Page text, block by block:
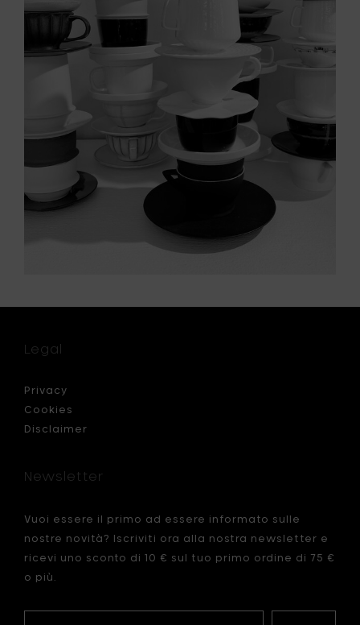
Legal
Privacy
Cookies
Disclaimer
Newsletter
Vuoi essere il primo ad essere informato sulle
nostre novità? Iscriviti ora alla nostra newsletter e
ricevi uno sconto di 10 € sul tuo primo ordine di 75 €
o più.